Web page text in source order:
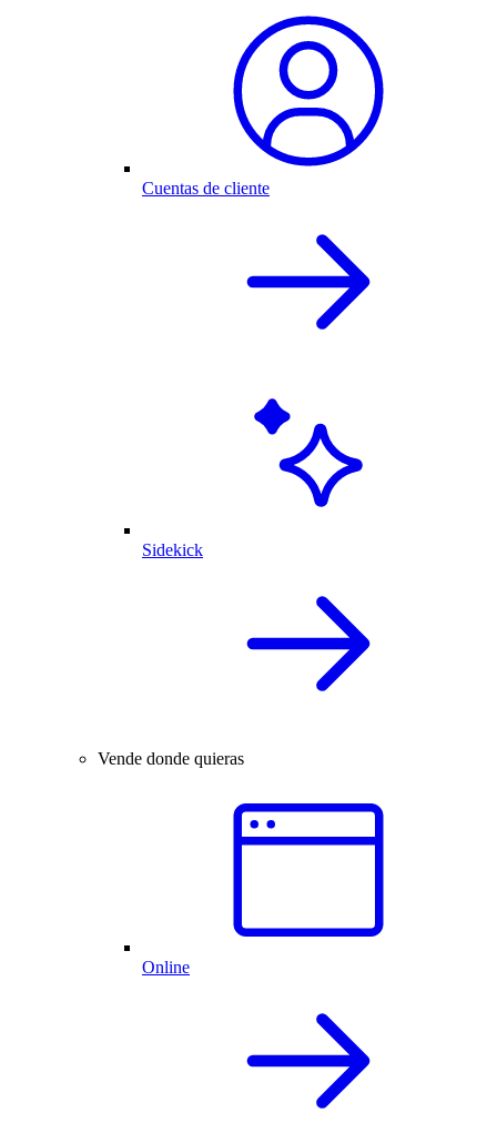
Cuentas de cliente
Sidekick
Vende donde quieras
Online